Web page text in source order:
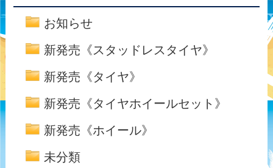
お知らせ
新発売《スタッドレスタイヤ》
新発売《タイヤ》
新発売《タイヤホイールセット》
新発売《ホイール》
未分類